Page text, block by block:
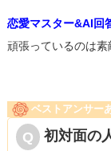
恋愛マスター&AI回
頑張っているのは
ベストアンサー
初対面の